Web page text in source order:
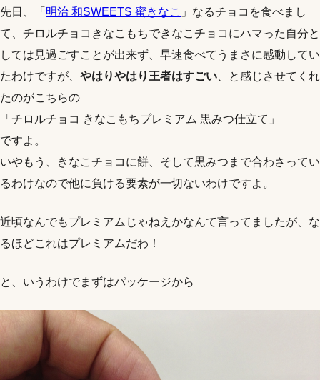
先日、「 明治 和SWEETS 蜜きなこ 」なるチョコを食べまし
て、チロルチョコきなこもちできなこチョコにハマった自分と
しては見過ごすことが出来ず、早速食べてうまさに感動してい
たわけですが、 やはりやはり王者はすごい 、と感じさせてくれ
たのがこちらの
「チロルチョコ きなこもちプレミアム 黒みつ仕立て」
ですよ。
いやもう、きなこチョコに餅、そして黒みつまで合わさってい
るわけなので他に負ける要素が一切ないわけですよ。
近頃なんでもプレミアムじゃねえかなんて言ってましたが、な
るほどこれはプレミアムだわ！
と、いうわけでまずはパッケージから